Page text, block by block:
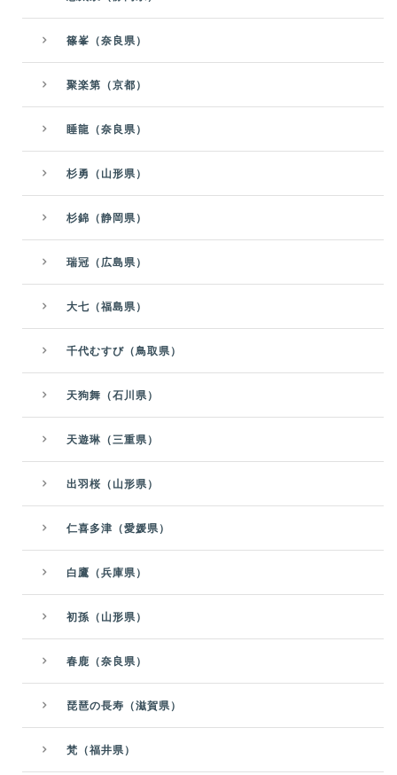
篠峯（奈良県）
聚楽第（京都）
睡龍（奈良県）
杉勇（山形県）
杉錦（静岡県）
瑞冠（広島県）
大七（福島県）
千代むすび（鳥取県）
天狗舞（石川県）
天遊琳（三重県）
出羽桜（山形県）
仁喜多津（愛媛県）
白鷹（兵庫県）
初孫（山形県）
春鹿（奈良県）
琵琶の長寿（滋賀県）
梵（福井県）